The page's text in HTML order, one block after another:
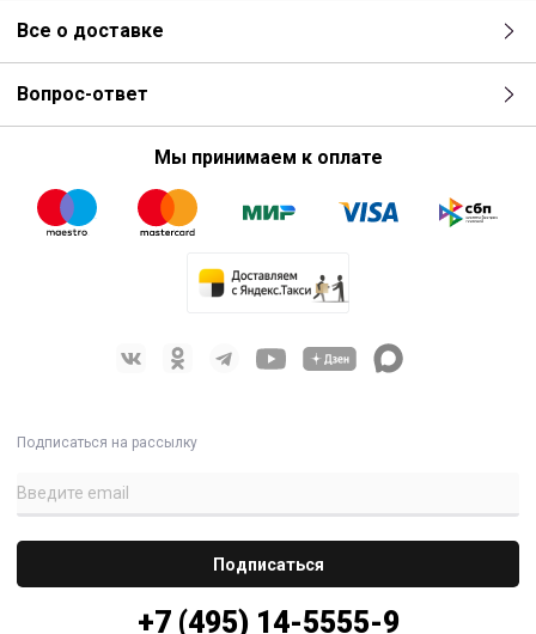
Все о доставке
Вопрос-ответ
Мы принимаем к оплате
Подписаться на рассылку
+7 (495) 14-5555-9